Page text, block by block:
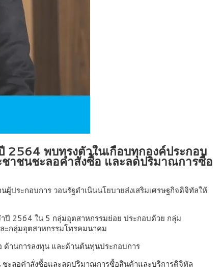
2564 พบทรงตัวในเกือบทุกองค์ประกอบ
าชนชะลอคำสั่งซื้อ และลดปริมาณการซื้อ
ประกอบการ วอนรัฐดำเนินนโยบายส่งเสริมเศรษฐกิจดิจิทัลให้
ปี 2564 ใน 5 กลุ่มอุตสาหกรรมย่อย ประกอบด้วย กลุ่ม
ะกลุ่มอุตสาหกรรมโทรคมนาคม
ด้านการลงทุน และด้านต้นทุนประกอบการ
ะลอคำสั่งซื้อและลดปริมาณการซื้อสินค้าและบริการดิจิทัล